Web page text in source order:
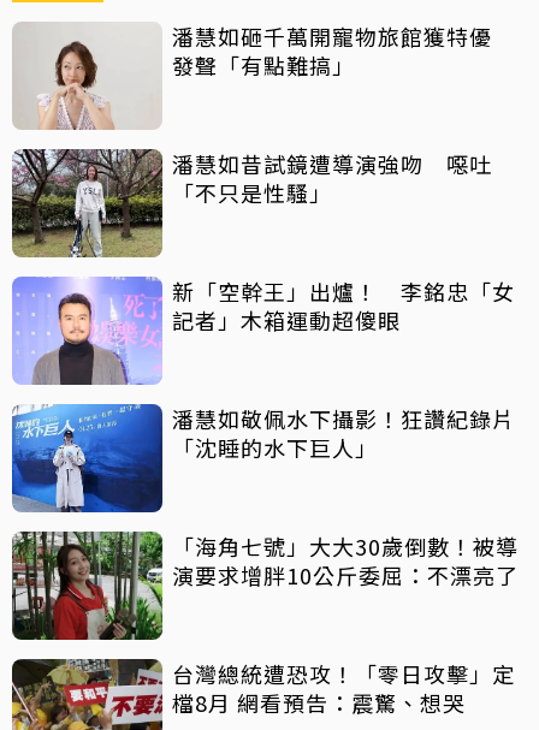
潘慧如砸千萬開寵物旅館獲特優
發聲「有點難搞」
潘慧如昔試鏡遭導演強吻 噁吐
「不只是性騷」
新「空幹王」出爐！ 李銘忠「女
記者」木箱運動超傻眼
潘慧如敬佩水下攝影！狂讚紀錄片
「沈睡的水下巨人」
「海角七號」大大30歲倒數！被導
演要求增胖10公斤委屈：不漂亮了
台灣總統遭恐攻！「零日攻擊」定
檔8月 網看預告：震驚、想哭